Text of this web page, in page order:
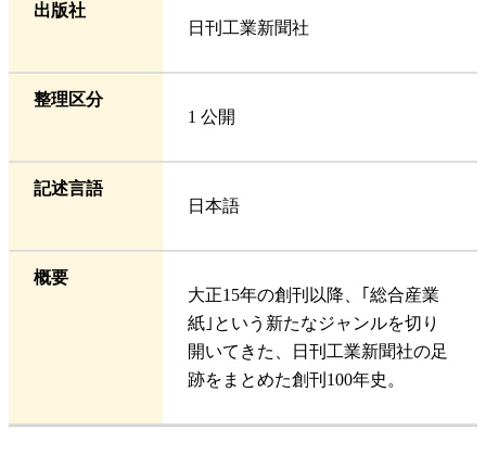
出版社
日刊工業新聞社
整理区分
1 公開
記述言語
日本語
概要
大正15年の創刊以降、｢総合産業
紙｣という新たなジャンルを切り
開いてきた、日刊工業新聞社の足
跡をまとめた創刊100年史。